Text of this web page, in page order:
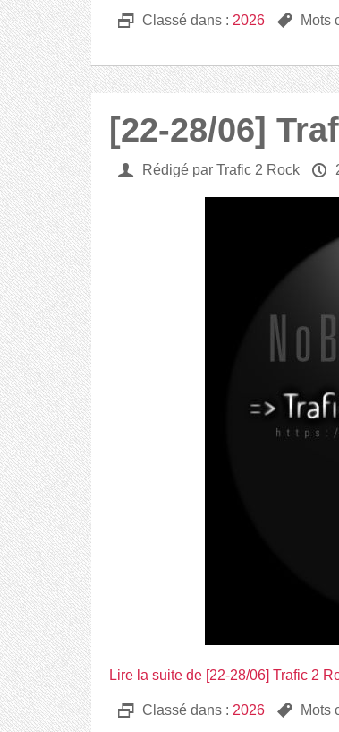
D Classé dans : 2026 , Mots
[22-28/06]
U Rédigé par Trafic 2 Rock P
Lire la suite de [22-28/06] Trafic 2
D Classé dans : 2026 , Mots